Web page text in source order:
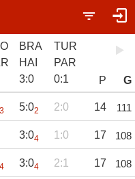
BRA
HAI
3:0
TUR
PAR
0:1 P G
3 5:02 2:0 14 111
3:04 1:0 17 108
4 3:04 2:1 17 108